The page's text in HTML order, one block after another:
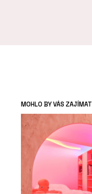
MOHLO BY VÁS ZAJÍMAT